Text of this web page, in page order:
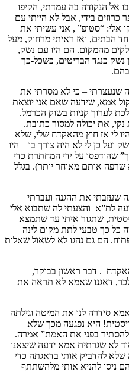
אל הנקודה בה עמדתי, הקיפו
כרוזים בידי, אבל לא הייתי עם
אלי: “סטופּ” , אני עשיתי את
הבתים, ואז ראיתי מרחוק, מעל
מהמקום. הם היו עם נשק,
נשק כנגד הבריטים, כשכל-כך
שנעצרתי – כי לא מסרתי את
אמא, שידעה שאם אני יוצאת
לערוך קניות בשוק הכרמל.
את יכולה למסור כתובת.
לי אז חוץ מהאקדח שלי, שלא
ועל כן לי לא היה צורך בו – היו
שהודפסו על ידי המחתרת כדי
אותם מאוחר יותר). בגלל
שעזבתי את ההגנה ועברתי
לת”א והצעתי לה שתבוא אלי
שתגור איתי עד שתמצא
כל כך טבעי לתת מקום לינה
הם גם נהגו לא לשאול שאלות
. דבר ראשון בבוקר,
דאגנו שאמא לא תראה את
סידרה לנו את המיטה וגילתה
היא נפגעה מכך שלא
בפני את האמת” אמרה.
לא שגרתית אמא ידעה שיצאנו
להדביק אותי בדאגתה כדי
ניסו להניא אותי מלהשתתף